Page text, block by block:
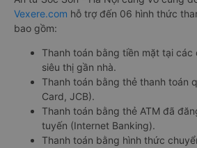
Vexere.com hỗ trợ đến 06 hình thức
bao gồm:
Thanh toán bằng tiền mặt tại các
siêu thị gần nhà.
Thanh toán bằng thẻ thanh toán
Card, JCB).
Thanh toán bằng thẻ ATM đã
tuyến (Internet Banking).
Thanh toán bằng hình thức